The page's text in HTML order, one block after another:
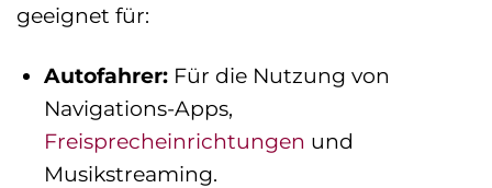
geeignet für:
Autofahrer: Für die Nutzung von
Navigations-Apps,
Freisprecheinrichtungen und
Musikstreaming.